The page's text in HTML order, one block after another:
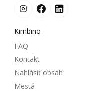
Kimbino
FAQ
Kontakt
Nahlásiť obsah
Mestá